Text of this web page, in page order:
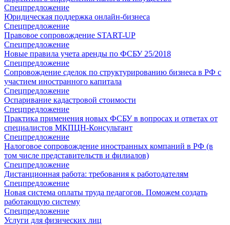
Спецпредложение
Юридическая поддержка онлайн-бизнеса
Спецпредложение
Правовое сопровождение START-UP
Спецпредложение
Новые правила учета аренды по ФСБУ 25/2018
Спецпредложение
Сопровождение сделок по структурированию бизнеса в РФ с
участием иностранного капитала
Спецпредложение
Оспаривание кадастровой стоимости
Спецпредложение
Практика применения новых ФСБУ в вопросах и ответах от
специалистов МКПЦН-Консультант
Спецпредложение
Налоговое сопровождение иностранных компаний в РФ (в
том числе представительств и филиалов)
Спецпредложение
Дистанционная работа: требования к работодателям
Спецпредложение
Новая система оплаты труда педагогов. Поможем создать
работающую систему
Спецпредложение
Услуги для физических лиц